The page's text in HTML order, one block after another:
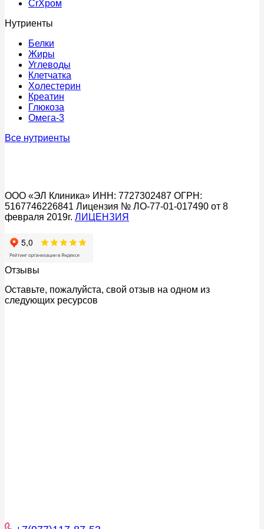
CrХром
Нутриенты
Белки
Жиры
Углеводы
Клетчатка
Холестерин
Креатин
Глюкоза
Омега-3
Все нутриенты
ООО «ЭЛ Клиника» ИНН: 7727302487 ОГРН:
5167746226841 Лицензия № ЛО-77-01-017490 от 8
февраля 2019г. ЛИЦЕНЗИЯ
Отзывы
Оставьте, пожалуйста, свой отзыв на одном из
следующих ресурсов